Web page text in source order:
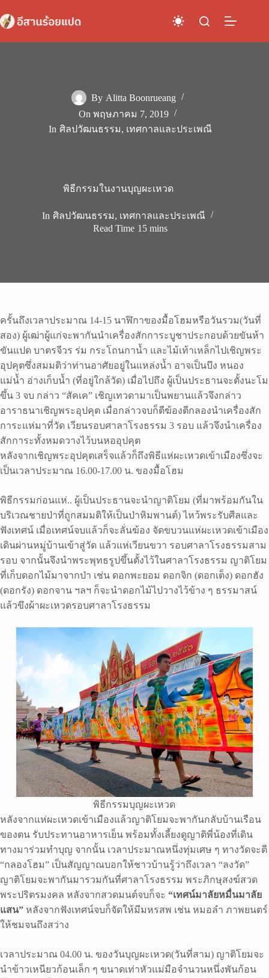
to
content
By Alitta Boonrueang
On พฤษภาคม 7, 2019
In ศิลปวัฒนธรรม, เทศกาลและประเพณี
พิธีกรรมในงานบุญผะเหวด
In ศิลปวัฒนธรรม, เทศกาลและประเพณี
Read Time 15 mins
ครั้นถึงเวลาประมาณ 14-15 นาฬิกาของมื้อโฮมหรือวันรวม(วันที่
สอง) ผู้เฒ่าผู้แก่จะพากันนำเครื่องสักการะบูชาประกอบด้วยขันห้า
ขันแปด บาตรจีวร ร่ม กระโถนกาน้ำ และไม้เท้าเหล็กไปเชิญพระ
อุปคุตซึ่งสมมติว่าท่านอาศัยอยู่ในแหล่งน้ำ อาจเป็นบึง หนอง
แม่น้ำ อ่างเก็บน้ำ (ที่อยู่ใกล้วัด) เมื่อไปถึง ผู้เป็นประธานจะตั้งนะโม
ขึ้น 3 จบ กล่าว “สัคเค” เชิญเทวดามาเป็นพยานแล้วจึงกล่าว
อาราธนาเชิญพระอุปคุต เมื่อกล่าวจบก็ตีฆ้องตีกลองนำเครื่องสัก
การะแห่มาที่วัด เวียนรอบศาลาโรงธรรม 3 รอบ แล้วจึงนำเครื่อง
สักการะทั้งหมดวางไว้บนหออุปคุต
หลังจากเชิญพระอุปคุตเสร็จแล้วก็ถึงพิธีแห่ผะเหวดเข้าเมืองซึ่งจะ
เป็นเวลาประมาณ 16.00-17.00 น. ของมื้อโฮม
พิธีกรรมก่อนแห่.. ผู้เป็นประธานจะนำญาติโยม (ที่มาพร้อมกันใน
บริเวณชายป่าที่ถูกสมมติให้เป็นป่าหิมพานต์) ไหว้พระรับศีลและ
ฟังเทศน์ เมื่อเทศน์จบแล้วก็จะลั่นฆ้อง จัดขบวนแห่ผะเหวดเข้าเมือง
เดินผ่านหมู่บ้านเข้าสู่วัด แล้วแห่เวียนขวา รอบศาลาโรงธรรมสาม
รอบ จากนั้นจึงนำพระพุทธรูปขึ้นตั้งไว้ในศาลาโรงธรรม ญาติโยม
ที่เก็บดอกไม้มาจากป่า เช่น ดอกพะยอม ดอกจิก (ดอกเต็ง) ดอกฮัง
(ดอกรัง) ดอกจาน ฯลฯ ก็จะนำดอกไม้ไปวางไว้ข้าง ๆ ธรรมาสน์
แล้วขึงผ้าผะเหวดรอบศาลาโรงธรรม
พิธีกรรมบุญผะเหวด
หลังจากแห่ผะเหวดเข้าเมืองแล้วญาติโยมจะพากันกลับบ้านเรือน
ของตน รับประทานอาหารเย็น พร้อมทั้งเลี้ยงดูญาติพี่น้องที่เดิน
ทางมาร่วมทำบุญ จากนั้น เวลาประมาณหนึ่งทุ่มเศษ ๆ ทางวัดจะตี
“กลองโฮม” เป็นสัญญาณบอกให้ชาวบ้านรู้ว่าถึงเวลา “ลงวัด”
ญาติโยมจะพากันมารวมกันที่ศาลาโรงธรรม พระภิกษุสงฆ์สวด
พระปริตรมงคล หลังจากสวดมนต์จบก็จะ “เทศน์มาลัยหมื่นมาลัย
แสน” หลังจากฟังเทศน์จบก็จัดให้มีมหรสพ เช่น หมอลำ ภาพยนตร์
ให้ชมจนถึงสว่าง
เวลาประมาณ 04.00 น. ของวันบุญผะเหวด(วันที่สาม) ญาติโยมจะ
นำข้าวเหนียวก้อนเล็ก ๆ ขนาดเท่าหัวแม่มือจำนวนหนึ่งพันก้อน